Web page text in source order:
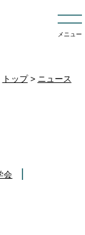
メニュー
トップ> ニュース
会